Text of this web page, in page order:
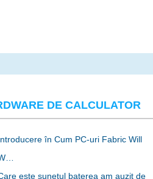
DE CALCULATOR
în Cum PC-uri Fabric Will
este sunetul baterea am auzit de